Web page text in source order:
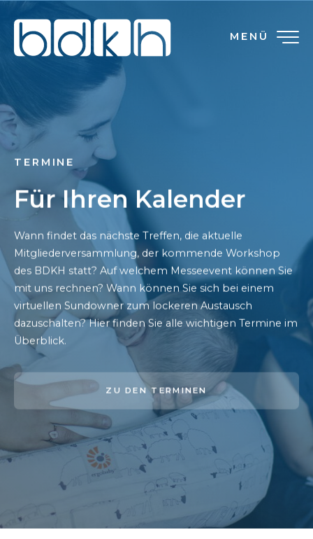
MENÜ
TERMINE
Für Ihren Kalender
Wann findet das nächste Treffen, die aktuelle
Mitgliederversammlung, der kommende Workshop
des BDKH statt? Auf welchem Messeevent können Sie
mit uns rechnen? Wann können Sie sich bei einem
virtuellen Sundowner zum lockeren Austausch
dazuschalten? Hier finden Sie alle wichtigen Termine im
Überblick.
ZU DEN TERMINEN